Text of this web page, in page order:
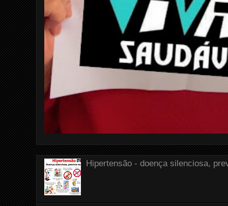
Hipertensão - doença silenciosa,